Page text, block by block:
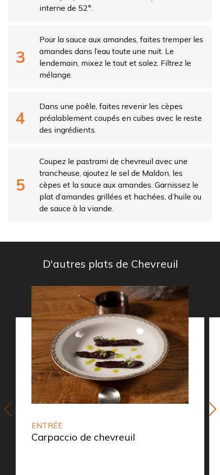
interne de 52°.
Pour la sauce aux amandes, faites tremper les
amandes dans l’eau toute une nuit. Le
lendemain, mixez le tout et salez. Filtrez le
mélange.
Dans une poêle, faites revenir les cèpes
préalablement coupés en cubes avec le reste
des ingrédients.
Coupez le pastrami de chevreuil avec une
trancheuse, ajoutez le sel de Maldon, les
cèpes et la sauce aux amandes. Garnissez le
plat d’amandes grillées et hachées, d’huile ou
de sauce à la viande.
D'autres plats de Chevreuil
ENTRÉE
Carpaccio de chevreuil